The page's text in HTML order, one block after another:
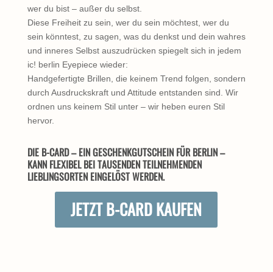
wer du bist – außer du selbst.
Diese Freiheit zu sein, wer du sein möchtest, wer du
sein könntest, zu sagen, was du denkst und dein wahres
und inneres Selbst auszudrücken spiegelt sich in jedem
ic! berlin Eyepiece wieder:
Handgefertigte Brillen, die keinem Trend folgen, sondern
durch Ausdruckskraft und Attitude entstanden sind. Wir
ordnen uns keinem Stil unter – wir heben euren Stil
hervor.
DIE B-CARD – EIN GESCHENKGUTSCHEIN FÜR BERLIN –
KANN FLEXIBEL BEI TAUSENDEN TEILNEHMENDEN
LIEBLINGSORTEN EINGELÖST WERDEN.
JETZT B-CARD KAUFEN